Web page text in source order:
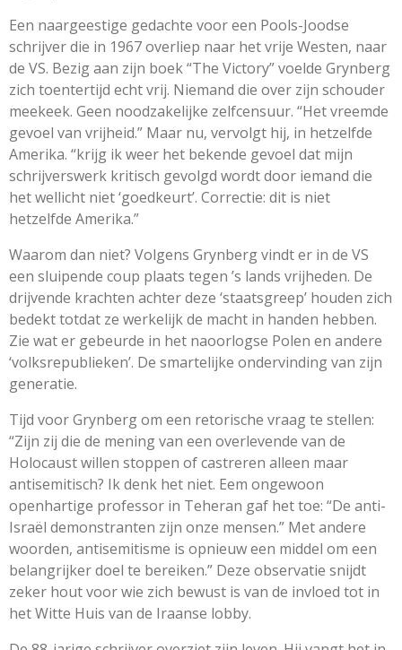
Een naargeestige gedachte voor een Pools-Joodse
schrijver die in 1967 overliep naar het vrije Westen, naar
de VS. Bezig aan zijn boek “The Victory” voelde Grynberg
zich toentertijd echt vrij. Niemand die over zijn schouder
meekeek. Geen noodzakelijke zelfcensuur. “Het vreemde
gevoel van vrijheid.” Maar nu, vervolgt hij, in hetzelfde
Amerika. “krijg ik weer het bekende gevoel dat mijn
schrijverswerk kritisch gevolgd wordt door iemand die
het wellicht niet ‘goedkeurt’. Correctie: dit is niet
hetzelfde Amerika.”
Waarom dan niet? Volgens Grynberg vindt er in de VS
een sluipende coup plaats tegen ’s lands vrijheden. De
drijvende krachten achter deze ‘staatsgreep’ houden zich
bedekt totdat ze werkelijk de macht in handen hebben.
Zie wat er gebeurde in het naoorlogse Polen en andere
‘volksrepublieken’. De smartelijke ondervinding van zijn
generatie.
Tijd voor Grynberg om een retorische vraag te stellen:
“Zijn zij die de mening van een overlevende van de
Holocaust willen stoppen of castreren alleen maar
antisemitisch? Ik denk het niet. Eem ongewoon
openhartige professor in Teheran gaf het toe: “De anti-
Israël demonstranten zijn onze mensen.” Met andere
woorden, antisemitisme is opnieuw een middel om een
belangrijker doel te bereiken.” Deze observatie snijdt
zeker hout voor wie zich bewust is van de invloed tot in
het Witte Huis van de Iraanse lobby.